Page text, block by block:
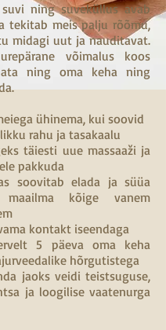
ning suveküllus avab
tekitab meis palju rõõmu,
midagi uut ja nauditavat.
võimalus koos
ning oma keha ning
ühinema, kui soovid
rahu ja tasakaalu
täiesti uue massaaži ja
pakkuda
soovitab elada ja süüa
kõige vanem
kontakt iseendaga
5 päeva oma keha
hõrgutistega
jaoks veidi teistsuguse,
ja loogilise vaatenurga